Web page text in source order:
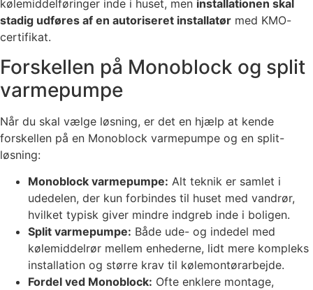
kølemiddelføringer inde i huset, men installationen skal
stadig udføres af en autoriseret installatør med KMO-
certifikat.
Forskellen på Monoblock og split
varmepumpe
Når du skal vælge løsning, er det en hjælp at kende
forskellen på en Monoblock varmepumpe og en split-
løsning:
Monoblock varmepumpe: Alt teknik er samlet i
udedelen, der kun forbindes til huset med vandrør,
hvilket typisk giver mindre indgreb inde i boligen.
Split varmepumpe: Både ude- og indedel med
kølemiddelrør mellem enhederne, lidt mere kompleks
installation og større krav til kølemontørarbejde.
Fordel ved Monoblock: Ofte enklere montage,